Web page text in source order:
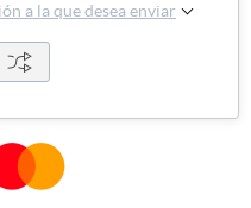
a la que desea enviar